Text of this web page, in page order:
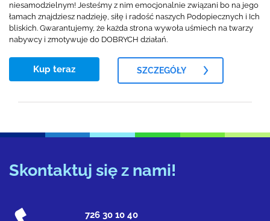
niesamodzielnym! Jesteśmy z nim emocjonalnie związani bo na jego
łamach znajdziesz nadzieję, siłę i radość naszych Podopiecznych i Ich
bliskich. Gwarantujemy, że każda strona wywoła uśmiech na twarzy
nabywcy i zmotywuje do DOBRYCH działań.
Kup teraz SZCZEGÓŁY
Skontaktuj się z nami!
726 30 10 40